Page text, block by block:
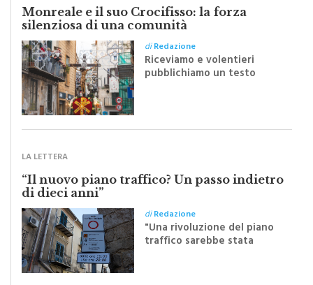
Monreale e il suo Crocifisso: la forza
silenziosa di una comunità
diRedazione
Riceviamo e volentieri
pubblichiamo un testo
Festa del Santissimo
LA LETTERA
“Il nuovo piano traffico? Un passo indietro
di dieci anni”
diRedazione
"Una rivoluzione del piano
traffico sarebbe stata